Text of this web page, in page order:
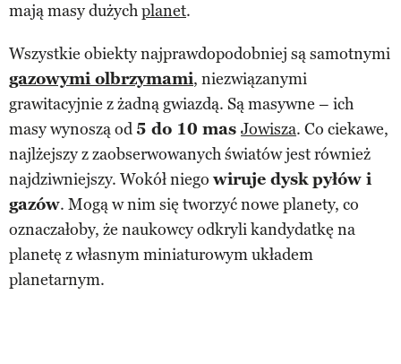
mają masy dużychplanet.
Wszystkie obiekty najprawdopodobniej są samotnymi
gazowymi olbrzymami, niezwiązanymi
grawitacyjnie z żadną gwiazdą. Są masywne – ich
masy wynoszą od 5 do 10 mas Jowisza. Co ciekawe,
najlżejszy z zaobserwowanych światów jest również
najdziwniejszy. Wokół niego wiruje dysk pyłów i
gazów. Mogą w nim się tworzyć nowe planety, co
oznaczałoby, że naukowcy odkryli kandydatkę na
planetę z własnym miniaturowym układem
planetarnym.